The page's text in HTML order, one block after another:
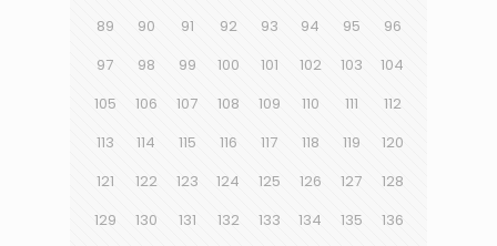
89
90 91 92 93 94 95
96
97
98 99 100 101 102 103
104
105
106 107 108 109 110 111
112
113
114 115 116 117 118 119
120
121
122 123 124 125 126 127
128
129
130 131 132 133 134 135
136